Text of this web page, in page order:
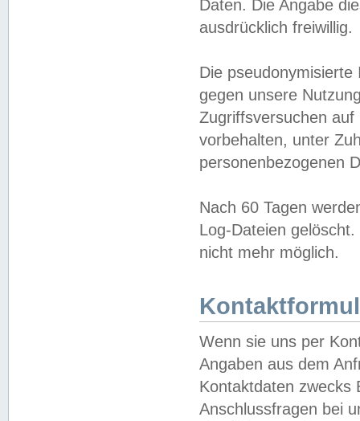
Daten. Die Angabe
ausdrücklich freiwillig.
Die
gegen unsere
Zugriffsversuchen
vorbehalten, unter
personenbezogenen
Nach 60 Tagen
Log-Dateien
nicht mehr möglich.
Wenn sie uns per
Angaben aus dem
Kontaktdaten zwecks
Anschlussfragen bei